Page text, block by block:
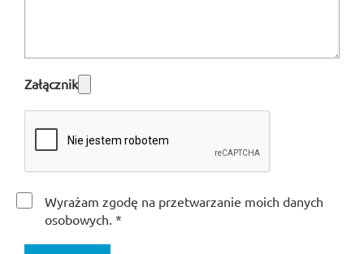
Załącznik
Wyrażam zgodę na przetwarzanie moich danych
osobowych.